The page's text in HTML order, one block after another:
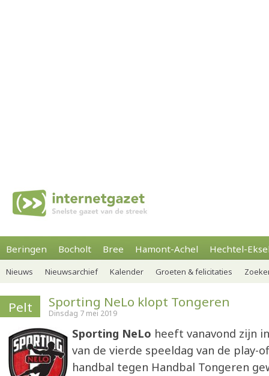
Beringen Bocholt Bree Hamont-Achel Hechtel-
Nieuws Nieuwsarchief Kalender Groeten & felicitaties
Pelt Sporting NeLo klopt Tongeren
Dinsdag 7 mei 2019
Sporting NeLo heeft vanavond zijn
van de vierde speeldag van de play-
handbal tegen Handbal Tongeren